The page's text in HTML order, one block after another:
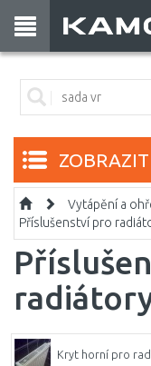
Vytápění a
Příslušenství pro
Kryt horní pro